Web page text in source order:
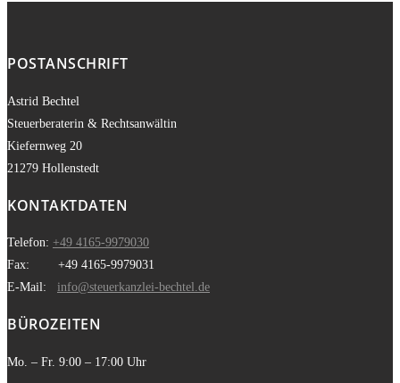
POSTANSCHRIFT
Astrid Bechtel
Steuerberaterin & Rechtsanwältin
Kiefernweg 20
21279 Hollenstedt
KONTAKTDATEN
Telefon: +49 4165-9979030
Fax: +49 4165-9979031
E-Mail: info@steuerkanzlei-bechtel.de
BÜROZEITEN
Mo. – Fr. 9:00 – 17:00 Uhr